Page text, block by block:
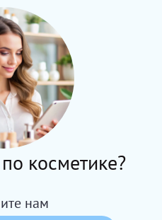
косметике?
нам